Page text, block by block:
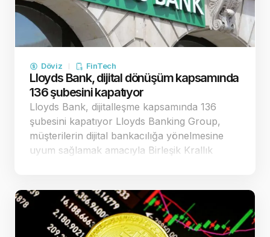
Döviz FinTech
Lloyds Bank, dijital dönüşüm kapsamında
136 şubesini kapatıyor
Lloyds Bank, dijitalleşme kapsamında 136
şubesini kapatıyor Lloyds Banking Group,
müşterilerin dijital bankacılığa yönelmesine
uyum sağlamak amacıyla Birleşik Krallık
tarafından yapılan açıklamada, Mayıs 2025 ile
Mar…